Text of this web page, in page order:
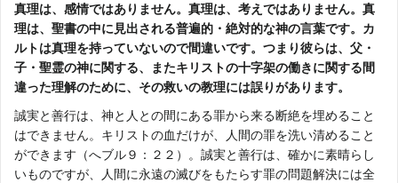
真理は、感情ではありません。真理は、考えではありません。真
理は、聖書の中に見出される普遍的・絶対的な神の言葉です。カ
ルトは真理を持っていないので間違いです。つまり彼らは、父・
子・聖霊の神に関する、またキリストの十字架の働きに関する間
違った理解のために、その救いの教理には誤りがあります。
誠実と善行は、神と人との間にある罪から来る断絶を埋めること
はできません。キリストの血だけが、人間の罪を洗い清めること
ができます（へブル９：２２）。誠実と善行は、確かに素晴らし
いものですが、人間に永遠の滅びをもたらす罪の問題解決には全